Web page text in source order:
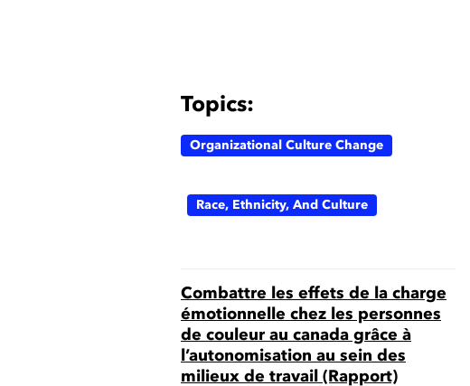
Topics:
Organizational Culture Change
Race, Ethnicity, And Culture
Combattre les effets de la charge
émotionnelle chez les personnes
de couleur au canada grâce à
l’autonomisation au sein des
milieux de travail (Rapport)